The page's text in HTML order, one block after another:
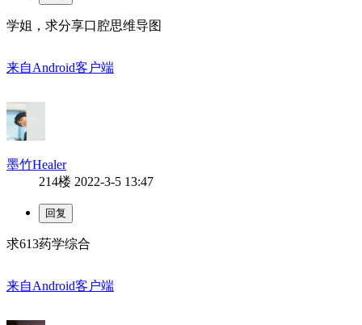
学姐，求分享口腔思维导图
来自Android客户端
墨竹Healer
214楼 2022-3-5 13:47
求613药学综合
来自Android客户端